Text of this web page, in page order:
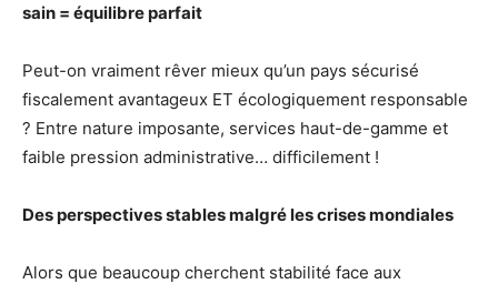
sain = équilibre parfait
Peut-on vraiment rêver mieux qu’un pays sécurisé
fiscalement avantageux ET écologiquement responsable
? Entre nature imposante, services haut-de-gamme et
faible pression administrative… difficilement !
Des perspectives stables malgré les crises mondiales
Alors que beaucoup cherchent stabilité face aux